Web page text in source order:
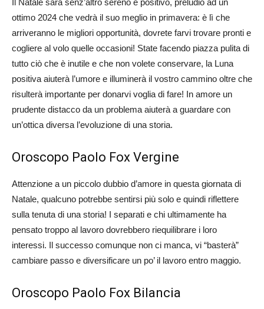
ottimo 2024 che vedrà il suo meglio in primavera: è lì che
arriveranno le migliori opportunità, dovrete farvi trovare pronti e
cogliere al volo quelle occasioni! State facendo piazza pulita di
tutto ciò che è inutile e che non volete conservare, la Luna
positiva aiuterà l’umore e illuminerà il vostro cammino oltre che
risulterà importante per donarvi voglia di fare! In amore un
prudente distacco da un problema aiuterà a guardare con
un’ottica diversa l’evoluzione di una storia.
Oroscopo Paolo Fox Vergine
Attenzione a un piccolo dubbio d’amore in questa giornata di
Natale, qualcuno potrebbe sentirsi più solo e quindi riflettere
sulla tenuta di una storia! I separati e chi ultimamente ha
pensato troppo al lavoro dovrebbero riequilibrare i loro
interessi. Il successo comunque non ci manca, vi “basterà”
cambiare passo e diversificare un po’ il lavoro entro maggio.
Oroscopo Paolo Fox Bilancia